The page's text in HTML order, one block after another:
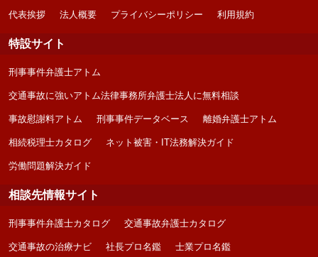
代表挨拶 法人概要 プライバシーポリシー 利用規約
特設サイト
刑事事件弁護士アトム
交通事故に強いアトム法律事務所弁護士法人に無料相談
事故慰謝料アトム 刑事事件データベース 離婚弁護士アトム
相続税理士カタログ ネット被害・IT法務解決ガイド
労働問題解決ガイド
相談先情報サイト
刑事事件弁護士カタログ 交通事故弁護士カタログ
交通事故の治療ナビ 社長プロ名鑑 士業プロ名鑑